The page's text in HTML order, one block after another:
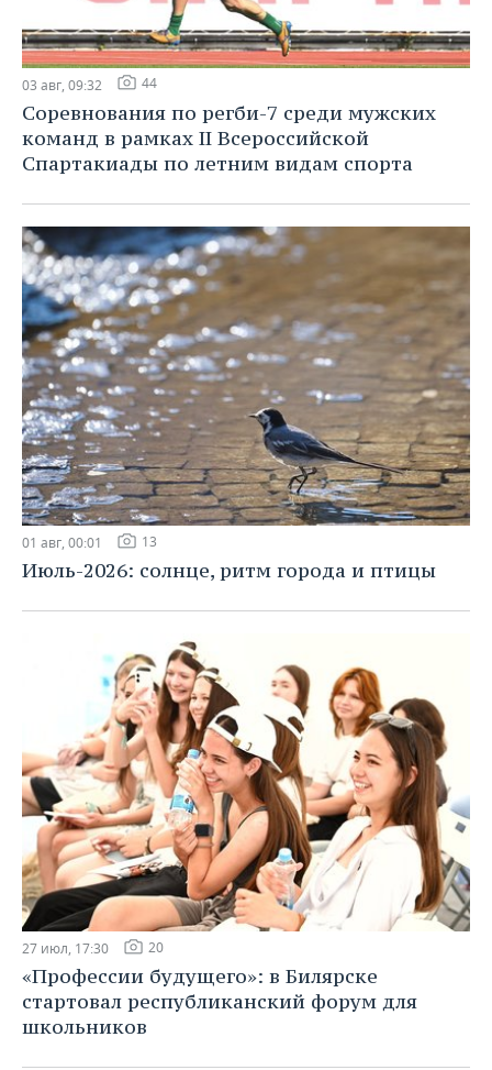
03 авг, 09:32 44
Соревнования по регби-7 среди мужских
команд в рамках II Всероссийской
Спартакиады по летним видам спорта
01 авг, 00:01 13
Июль-2026: солнце, ритм города и птицы
27 июл, 17:30 20
«Профессии будущего»: в Билярске
стартовал республиканский форум для
школьников